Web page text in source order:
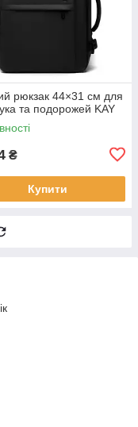
рюкзак 44×31 см для
та подорожей KAY
₴
Купити